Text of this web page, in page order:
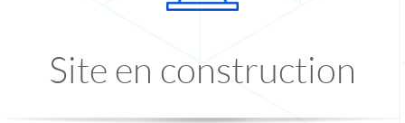
Site en construction